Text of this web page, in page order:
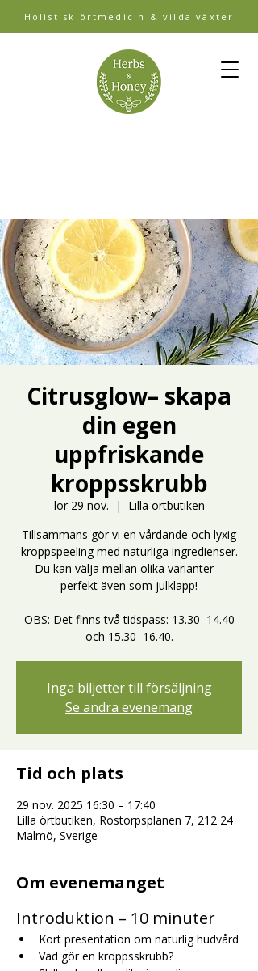
Holistisk örtmedicin & vilda växter
Citrusglow– skapa
din egen
uppfriskande
kroppsskrubb
lör 29 nov.
  |
Lilla örtbutiken
Tillsammans gör vi en vårdande och lyxig
kroppspeeling med naturliga ingredienser.
Du kan välja mellan olika varianter –
perfekt även som julklapp!
OBS: Det finns två tidspass: 13.30–14.40
och 15.30–16.40.
Inga biljetter till försäljning
Se andra evenemang
Tid och plats
29 nov. 2025 16:30 – 17:40
Lilla örtbutiken, Rostorpsplanen 7, 212 24
Malmö, Sverige
Om evenemanget
Introduktion – 10 minuter
Kort presentation om naturlig hudvård
Vad gör en kroppsskrubb?